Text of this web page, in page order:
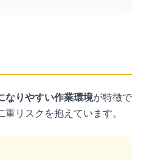
なりやすい作業環境が特徴で
リスクを抱えています。